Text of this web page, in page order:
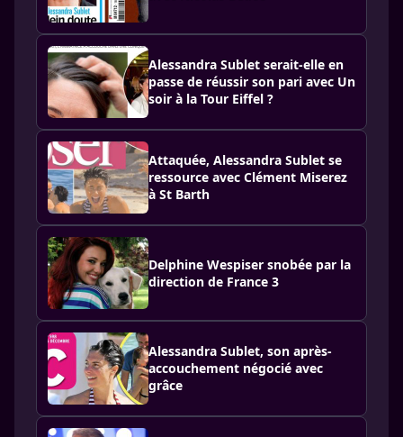
Alessandra Sublet serait-elle en
passe de réussir son pari avec Un
soir à la Tour Eiffel ?
Attaquée, Alessandra Sublet se
ressource avec Clément Miserez
à St Barth
Delphine Wespiser snobée par la
direction de France 3
Alessandra Sublet, son après-
accouchement négocié avec
grâce